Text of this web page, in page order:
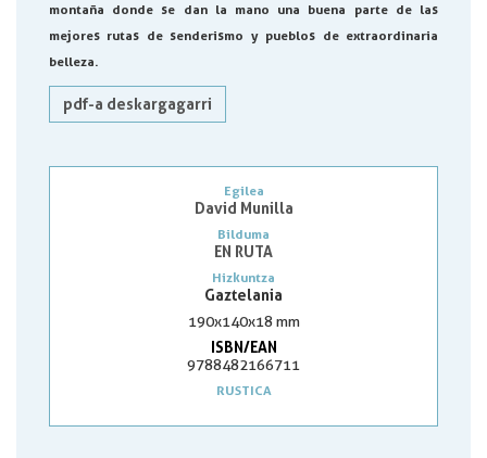
montaña donde se dan la mano una buena parte de las
mejores rutas de senderismo y pueblos de extraordinaria
belleza.
pdf-a deskargagarri
Egilea
David Munilla
Bilduma
EN RUTA
Hizkuntza
Gaztelania
190x140x18 mm
ISBN/EAN
9788482166711
RUSTICA